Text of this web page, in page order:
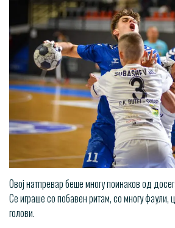
Овој натпревар беше многу поинаков од
Се играше со побавен ритам, со многу фаули,
голови.